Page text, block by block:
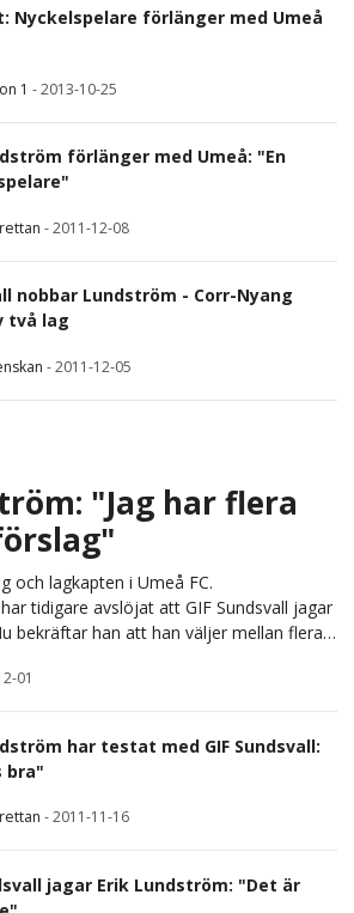
Nyckelspelare förlänger med Umeå
1 -2013-10-25
förlänger med Umeå: "En
-2011-12-08
nobbar Lundström - Corr-Nyang
två lag
-2011-12-05
"Jag har flera
och lagkapten i Umeå FC.
tidigare avslöjat att GIF Sundsvall jagar
bekräftar han att han väljer mellan flera
01
har testat med GIF Sundsvall:
bra"
-2011-11-16
jagar Erik Lundström: "Det är